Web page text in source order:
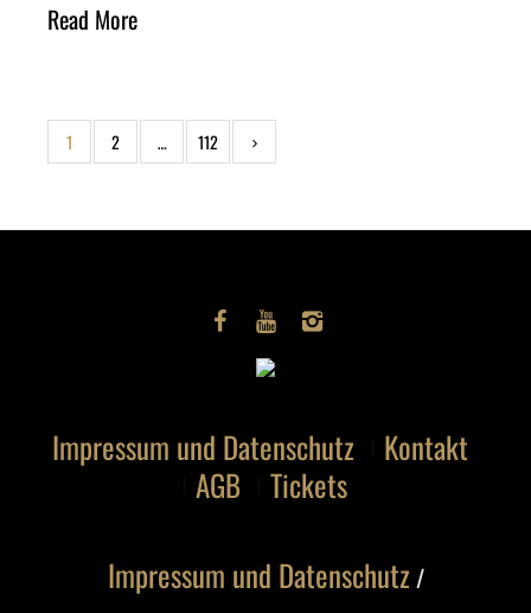
Read More
1 2 … 112
Impressum und Datenschutz
Kontakt
AGB
Tickets
Impressum und Datenschutz /